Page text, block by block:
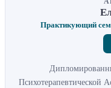
Практикующий
Психотерапевтической